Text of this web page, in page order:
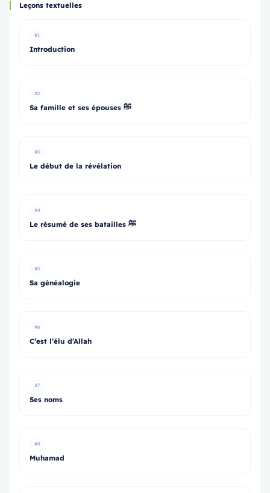
Leçons textuelles
#1
Introduction
#2
Sa famille et ses épouses ﷺ
#3
Le début de la révélation
#4
Le résumé de ses batailles ﷺ
#5
Sa généalogie
#6
C’est l’élu d’Allah
#7
Ses noms
#8
Muhamad